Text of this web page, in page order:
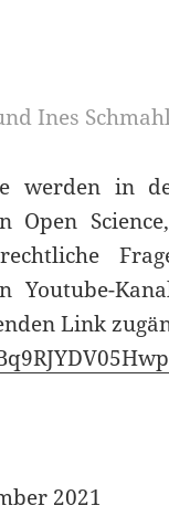
Ines
werden in
Link
2021